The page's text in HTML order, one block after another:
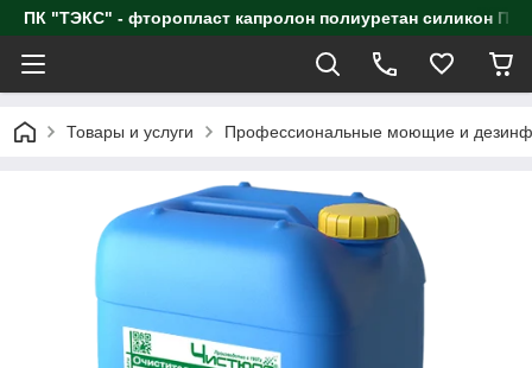
ПК "ТЭКС" - фторопласт капролон полиуретан
Товары и услуги Профессиональные моющие и